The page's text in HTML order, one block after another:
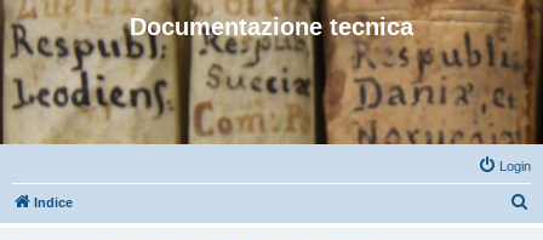
Documentazione tecnica
Login
Indice